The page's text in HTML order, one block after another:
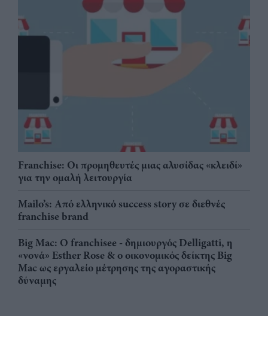
Franchise: Οι προμηθευτές μιας αλυσίδας «κλειδί»
για την ομαλή λειτουργία
Mailo’s: Από ελληνικό success story σε διεθνές
franchise brand
Big Mac: Ο franchisee - δημιουργός Delligatti, η
«νονά» Esther Rose & ο οικονομικός δείκτης Big
Mac ως εργαλείο μέτρησης της αγοραστικής
δύναμης